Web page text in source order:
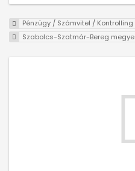
Pénzügy / Számvitel / Kontrolling
Szabolcs-Szatmár-Bereg megye